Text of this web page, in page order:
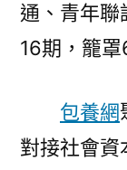
通、青年聯
16期，籠
包養網
對接社會資